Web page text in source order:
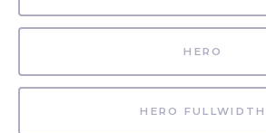
HERO
HERO FULLWIDTH